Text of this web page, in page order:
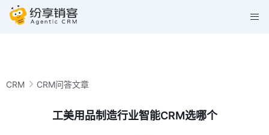
CRM CRM问答文章
工美用品制造行业智能CRM选哪个